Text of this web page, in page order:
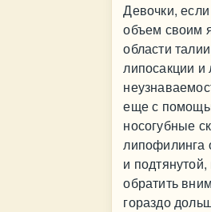
Девочки,
объем своим
области
липосакции и
еще с
носогубные
липофилинга
и
обратить
гораздо